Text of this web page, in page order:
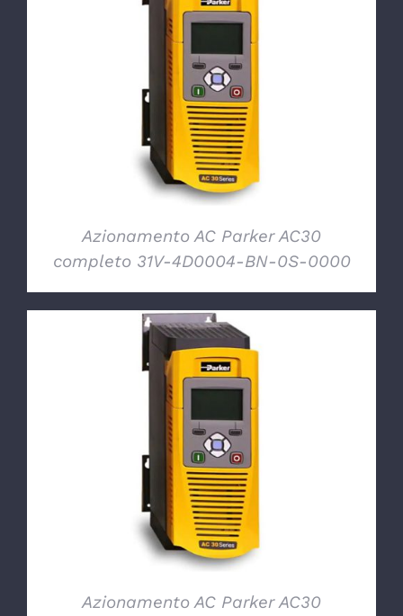
DETTAGLI
Azionamento AC Parker AC30
completo 31V-4D0004-BN-0S-0000
DETTAGLI
Azionamento AC Parker AC30